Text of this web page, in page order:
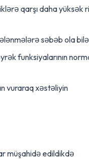
qarşı daha yüksək
səbəb ola
funksiyalarının
vuraraq xəstəliyin
müşahidə edildikdə